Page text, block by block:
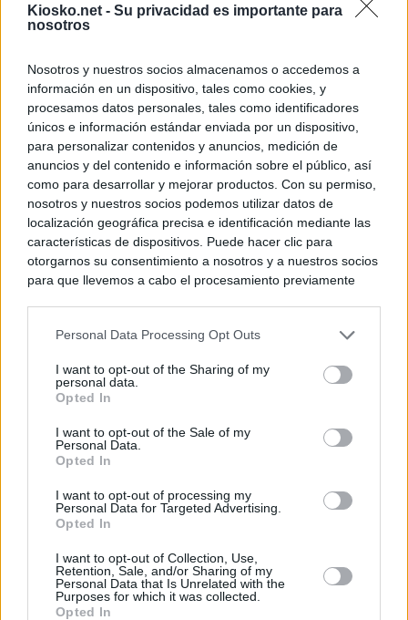
Kiosko.net - Su privacidad es importante para
nosotros
Nosotros y nuestros socios almacenamos o accedemos a
información en un dispositivo, tales como cookies, y
procesamos datos personales, tales como identificadores
únicos e información estándar enviada por un dispositivo,
para personalizar contenidos y anuncios, medición de
anuncios y del contenido e información sobre el público, así
como para desarrollar y mejorar productos. Con su permiso,
nosotros y nuestros socios podemos utilizar datos de
localización geográfica precisa e identificación mediante las
características de dispositivos. Puede hacer clic para
otorgarnos su consentimiento a nosotros y a nuestros socios
para que llevemos a cabo el procesamiento previamente
negar su consentimiento. Tenga en cuenta que algún
de su consentimiento, pero usted tiene el derecho de
rechazar tal procesamiento. Sus preferencias se aplicarán
cualquier momento entrando de nuevo en este sitio web o
visitando nuestra política de privacidad.
Personal Data Processing Opt Outs
I want to opt-out of the Sharing of my
personal data.
Opted In
I want to opt-out of the Sale of my
Personal Data.
Opted In
I want to opt-out of processing my
Personal Data for Targeted Advertising.
Opted In
I want to opt-out of Collection, Use,
Retention, Sale, and/or Sharing of my
Personal Data that Is Unrelated with the
Purposes for which it was collected.
Opted In